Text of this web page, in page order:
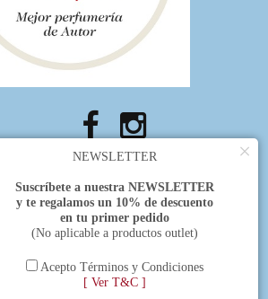
×
NEWSLETTER
Suscríbete a nuestra NEWSLETTER
y te regalamos un 10% de descuento
en tu primer pedido
(No aplicable a productos outlet)
Acepto Términos y Condiciones
[ Ver T&C ]